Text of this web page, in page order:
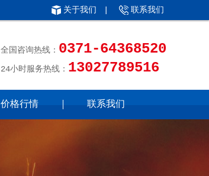
关于我们 联系我们
全国咨询热线： 0371-64368520
24小时服务热线： 13027789516
价格行情 联系我们